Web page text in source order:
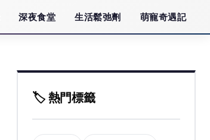
深夜食堂 生活鬆弛劑 萌寵奇遇記
🏷️ 熱門標籤